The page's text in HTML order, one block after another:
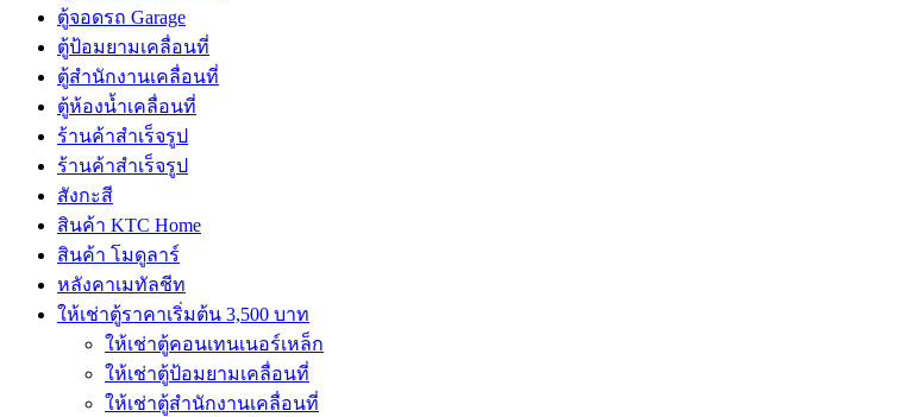
ตู้จอดรถ Garage
ตู้ป้อมยามเคลื่อนที่
ตู้สำนักงานเคลื่อนที่
ตู้ห้องน้ำเคลื่อนที่
ร้านค้าสำเร็จรูป
ร้านค้าสำเร็จรูป
สังกะสี
สินค้า KTC Home
สินค้า โมดูลาร์
หลังคาเมทัลชีท
ให้เช่าตู้ราคาเริ่มต้น 3,500 บาท
ให้เช่าตู้คอนเทนเนอร์เหล็ก
ให้เช่าตู้ป้อมยามเคลื่อนที่
ให้เช่าตู้สำนักงานเคลื่อนที่